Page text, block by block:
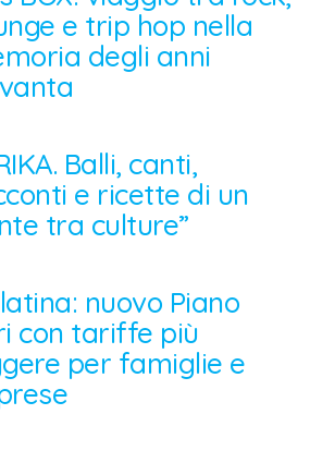
e trip hop nella
degli anni
Balli, canti,
e ricette di un
tra culture”
nuovo Piano
con tariffe più
per famiglie e